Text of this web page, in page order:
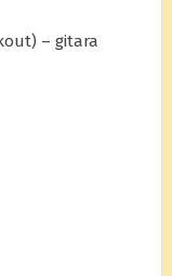
– gitara